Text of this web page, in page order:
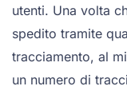
utenti. Una volta
spedito tramite
tracciamento, al
un numero di